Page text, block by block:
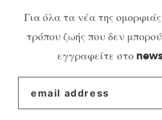
Για όλα τα νέα της
τρόπου ζωής που δεν
εγγραφείτε στο